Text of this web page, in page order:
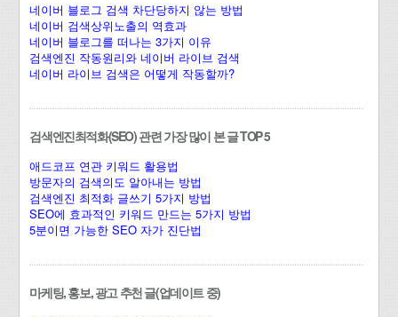
네이버 블로그 검색 차단당하지 않는 방법
네이버 검색상위노출의 역효과
네이버 블로그를 떠나는 3가지 이유
검색엔진 작동원리와 네이버 라이브 검색
네이버 라이브 검색은 어떻게 작동할까?
검색엔진최적화(SEO) 관련 가장 많이 본 글 TOP 5
애드코프 연관 키워드 활용법
방문자의 검색의도 알아내는 방법
검색엔진 최적화 글쓰기 5가지 방법
SEO에 효과적인 키워드 만드는 5가지 방법
5분이면 가능한 SEO 자가 진단법
마케팅, 홍보, 광고 추천 글(업데이트 중)